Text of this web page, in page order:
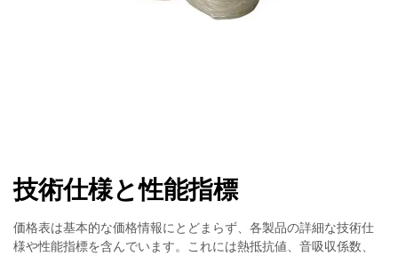
技術仕様と性能指標
価格表は基本的な価格情報にとどまらず、各製品の詳細な技術仕
様や性能指標を含んでいます。これには熱抵抗値、音吸収係数、